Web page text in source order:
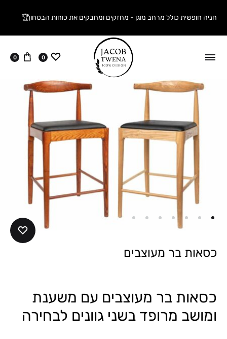
חניה חופשית כולל מרחב מוגן - מחזקים ומחבקים את כוחות הבטחון🏆
ווישליסט
0 עגלה
0
כסאות בר מעוצבים
כסאות בר מעוצבים עם משענת
ומושב מרופד בשני גוונים לבחירה